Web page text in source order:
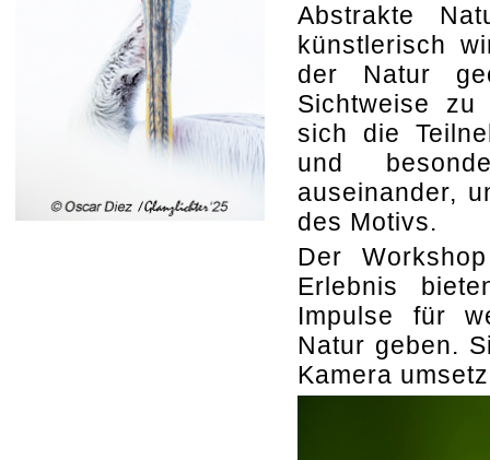
Abstrakte
künstlerisch
der Natur
Sichtweise zu
sich die
und
auseinander,
des Motivs.
Der
Erlebnis
Impulse für
Natur geben.
Kamera